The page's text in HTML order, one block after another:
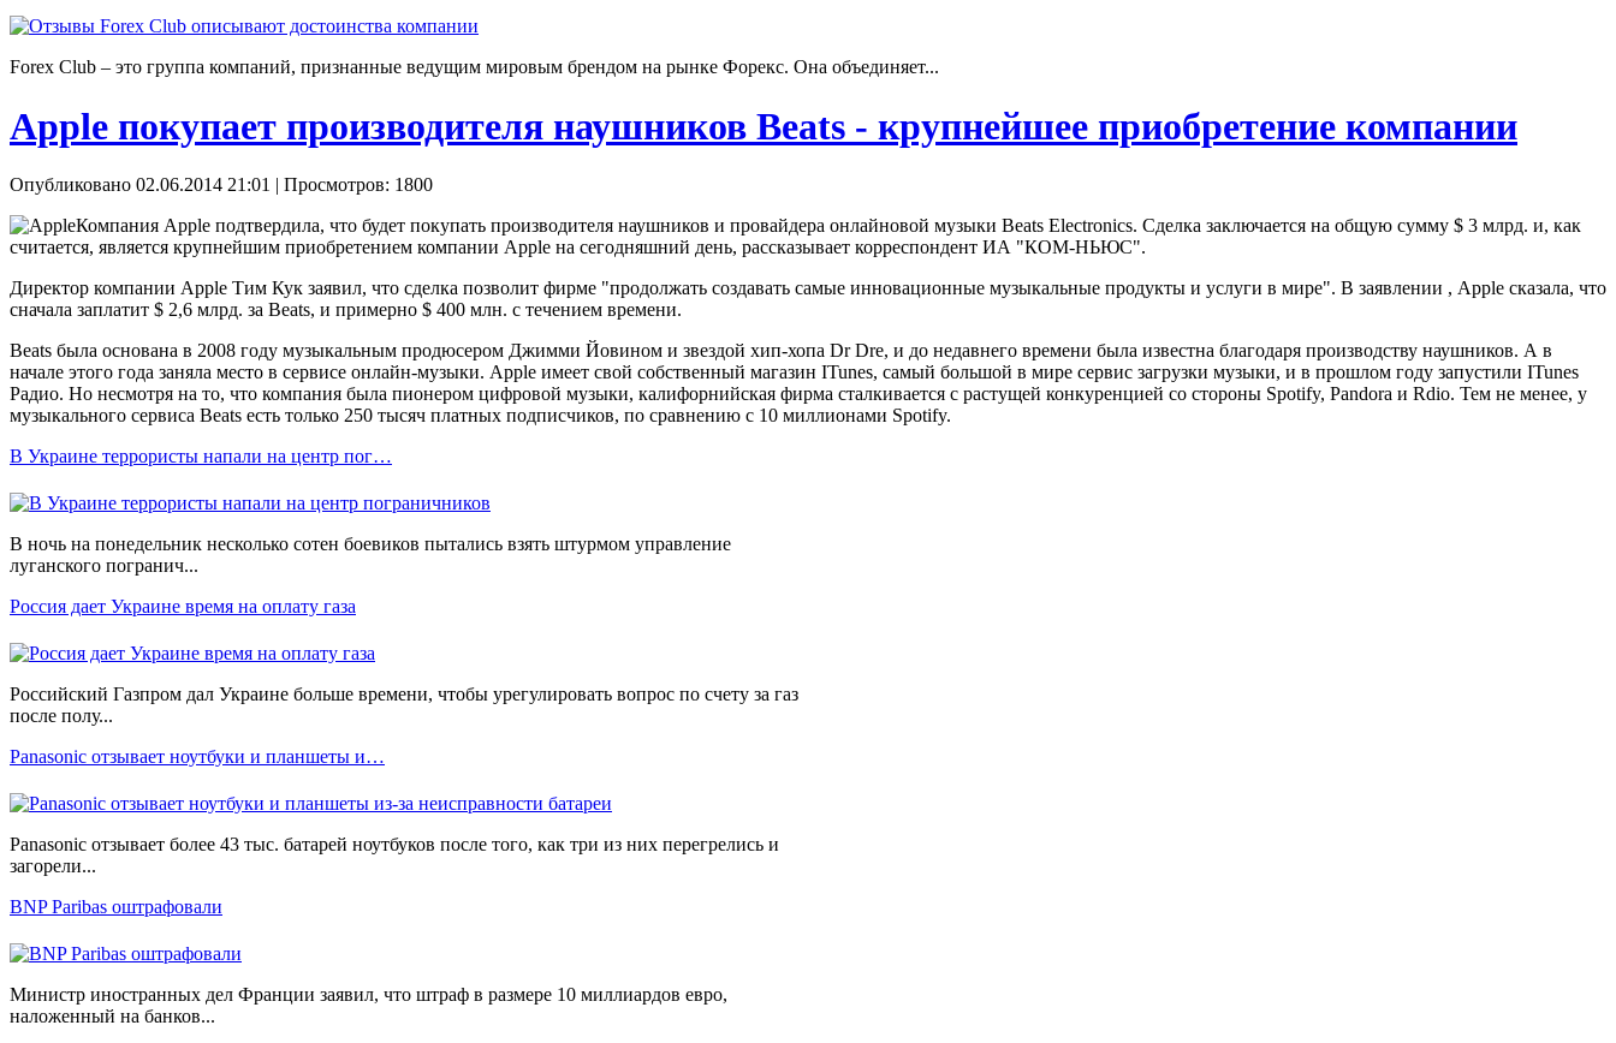
Forex Сlub – это группа компаний, признанные ведущим мировым брендом на рынке Форекс. Она объединяет...
Apple покупает производителя наушников Beats - крупнейшее приобретение компании
Опубликовано 02.06.2014 21:01 | Просмотров: 1800
Компания Apple подтвердила, что будет покупать производителя наушников и провайдера онлайновой музыки Beats Electronics. Сделка заключается на общую сумму $ 3 млрд. и, как
считается, является крупнейшим приобретением компании Apple на сегодняшний день, рассказывает корреспондент ИА "КОМ-НЬЮС".
Директор компании Apple Тим Кук заявил, что сделка позволит фирме "продолжать создавать самые инновационные музыкальные продукты и услуги в мире". В заявлении , Apple сказала, что
сначала заплатит $ 2,6 млрд. за Beats, и примерно $ 400 млн. с течением времени.
Beats была основана в 2008 году музыкальным продюсером Джимми Йовином и звездой хип-хопа Dr Dre, и до недавнего времени была известна благодаря производству наушников. А в
начале этого года заняла место в сервисе онлайн-музыки. Apple имеет свой собственный магазин ITunes, самый большой в мире сервис загрузки музыки, и в прошлом году запустили ITunes
Радио. Но несмотря на то, что компания была пионером цифровой музыки, калифорнийская фирма сталкивается с растущей конкуренцией со стороны Spotify, Pandora и Rdio. Тем не менее, у
музыкального сервиса Beats есть только 250 тысяч платных подписчиков, по сравнению с 10 миллионами Spotify.
В Украине террористы напали на центр пог…
В ночь на понедельник несколько сотен боевиков пытались взять штурмом управление
луганского погранич...
Россия дает Украине время на оплату газа
Российский Газпром дал Украине больше времени, чтобы урегулировать вопрос по счету за газ
после полу...
Panasonic отзывает ноутбуки и планшеты и…
Panasonic отзывает более 43 тыс. батарей ноутбуков после того, как три из них перегрелись и
загорели...
BNP Paribas оштрафовали
Министр иностранных дел Франции заявил, что штраф в размере 10 миллиардов евро,
наложенный на банков...